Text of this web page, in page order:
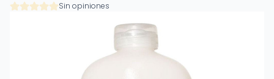
Sin opiniones